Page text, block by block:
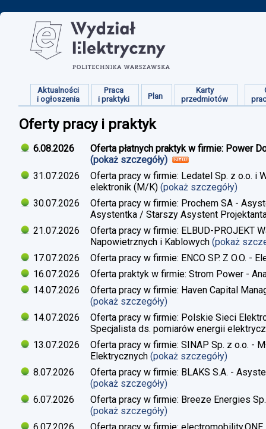
Aktualności
i ogłoszenia
Praca
i praktyki
Plan
Karty
przedmiotów
Oferty pracy i praktyk
6.08.2026
Oferta płatnych praktyk w firmie: Power
(pokaż szczegóły)
31.07.2026
Oferta pracy w firmie: Ledatel Sp. z o.o. i
elektronik (M/K) (pokaż szczegóły)
30.07.2026
Oferta pracy w firmie: Prochem SA -
Asystentka / Starszy Asystent
21.07.2026
Oferta pracy w firmie: ELBUD-PROJEKT
Napowietrznych i Kablowych (pokaż
17.07.2026
Oferta pracy w firmie: ENCO SP. Z O.O. -
16.07.2026
Oferta praktyk w firmie: Strom Power -
14.07.2026
Oferta pracy w firmie: Haven Capital
(pokaż szczegóły)
14.07.2026
Oferta pracy w firmie: Polskie Sieci
Specjalista ds. pomiarów energii
13.07.2026
Oferta pracy w firmie: SINAP Sp. z o.o. -
Elektrycznych (pokaż szczegóły)
8.07.2026
Oferta pracy w firmie: BLAKS S.A. -
(pokaż szczegóły)
6.07.2026
Oferta pracy w firmie: Breeze Energies
(pokaż szczegóły)